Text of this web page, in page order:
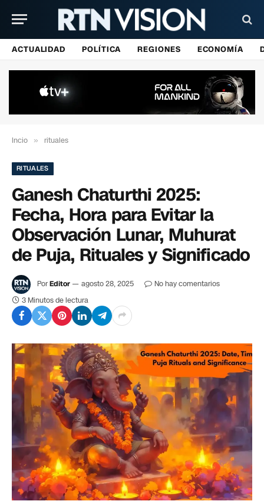
ACTUALIDAD POLÍTICA REGIONES ECONOMÍA
Incio » rituales
RITUALES
Ganesh Chaturthi 2025:
Fecha, Hora para Evitar la
Observación Lunar, Muhurat
de Puja, Rituales y Significado
PorEditor agosto 28, 2025
No hay comentarios
3 Minutos de lectura